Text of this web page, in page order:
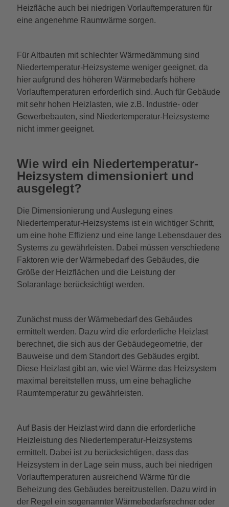
Heizfläche auch bei niedrigen Vorlauftemperaturen für
eine angenehme Raumwärme sorgen.
Für Altbauten mit schlechter Wärmedämmung sind
Niedertemperatur-Heizsysteme weniger geeignet, da
hier aufgrund des höheren Wärmebedarfs höhere
Vorlauftemperaturen erforderlich sind. Auch für Gebäude
mit sehr hohen Heizlasten, wie z.B. Industrie- oder
Gewerbebauten, sind Niedertemperatur-Heizsysteme
nicht immer geeignet.
Wie wird ein Niedertemperatur-
Heizsystem dimensioniert und
ausgelegt?
Die Dimensionierung und Auslegung eines
Niedertemperatur-Heizsystems ist ein wichtiger Schritt,
um eine hohe Effizienz und eine lange Lebensdauer des
Systems zu gewährleisten. Dabei müssen verschiedene
Faktoren wie der Wärmebedarf des Gebäudes, die
Größe der Heizflächen und die Leistung der
Solaranlage berücksichtigt werden.
Zunächst muss der Wärmebedarf des Gebäudes
ermittelt werden. Dazu wird die erforderliche Heizlast
berechnet, die sich aus der Gebäudegeometrie, der
Bauweise und dem Standort des Gebäudes ergibt.
Diese Heizlast gibt an, wie viel Wärme das Heizsystem
maximal bereitstellen muss, um eine behagliche
Raumtemperatur zu gewährleisten.
Auf Basis der Heizlast wird dann die erforderliche
Heizleistung des Niedertemperatur-Heizsystems
ermittelt. Dabei ist zu berücksichtigen, dass das
Heizsystem in der Lage sein muss, auch bei niedrigen
Vorlauftemperaturen ausreichend Wärme für die
Beheizung des Gebäudes bereitzustellen. Dazu wird in
der Regel ein sogenannter Wärmebedarfsrechner oder